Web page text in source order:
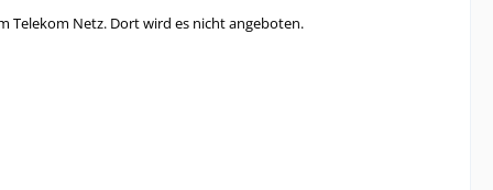
Telekom Netz. Dort wird es nicht angeboten.